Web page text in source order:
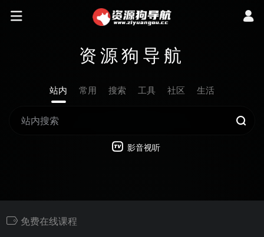
资源狗导航
站内 常用 搜索 工具 社区 生活
影音视听
免费在线课程